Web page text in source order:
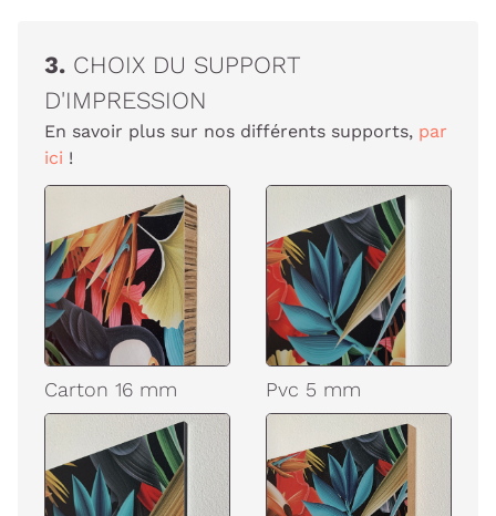
3. CHOIX DU SUPPORT
D'IMPRESSION
En savoir plus sur nos différents supports, par
ici !
Carton 16 mm Pvc 5 mm